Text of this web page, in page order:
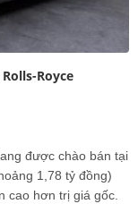
Royce
được chào bán tại
1,78 tỷ đồng)
cao hơn trị giá gốc.